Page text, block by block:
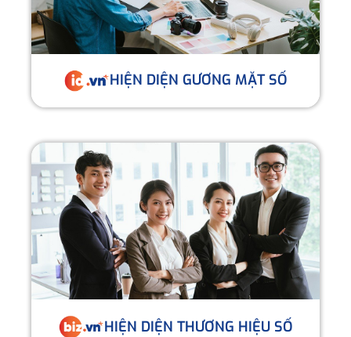
HIỆN DIỆN GƯƠNG MẶT SỐ
HIỆN DIỆN THƯƠNG HIỆU SỐ